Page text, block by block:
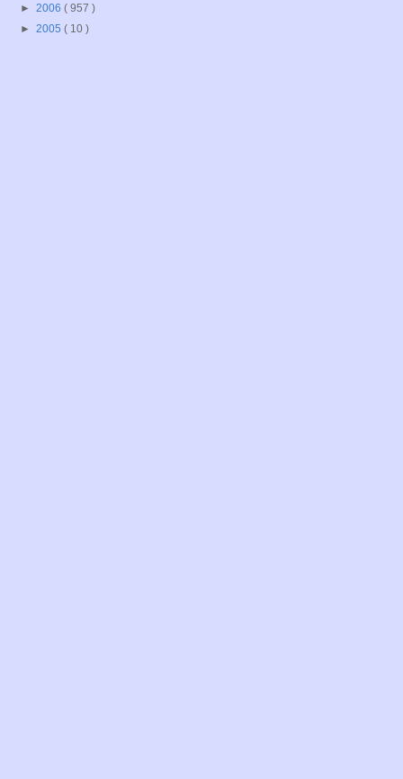
► 2006 ( 957 )
► 2005 ( 10 )